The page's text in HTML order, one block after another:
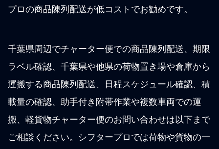
プロの商品陳列配送が低コストでお勧めです。
千葉県周辺でチャーター便での商品陳列配送、期限
ラベル確認、千葉県や他県の荷物置き場や倉庫から
運搬する商品陳列配送、日程スケジュール確認、積
載量の確認、助手付き附帯作業や複数車両での運
搬、軽貨物チャーター便のお問い合わせは以下まで
ご相談ください。シフタープロでは荷物や貨物の一